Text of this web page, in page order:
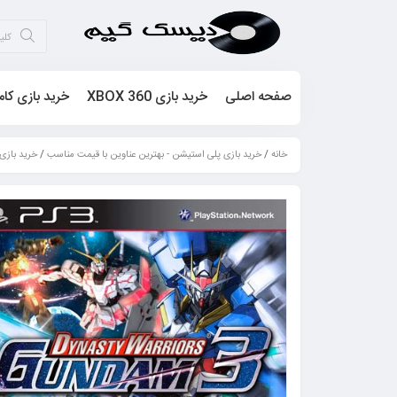
صفحه اصلی خرید بازی XBOX 360 خرید بازی
خانه/خرید بازی پلی استیشن - بهترین عناوین با قیمت مناسب/خرید